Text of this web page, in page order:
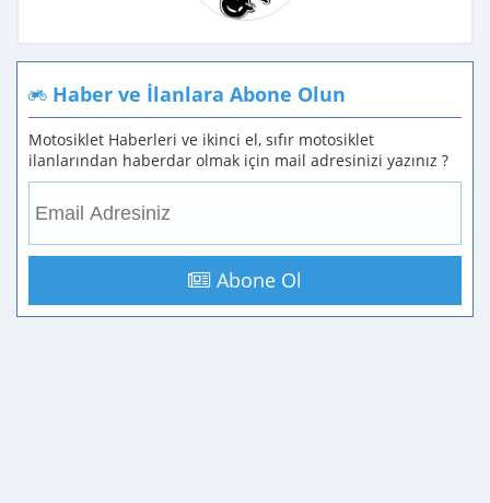
Haber ve İlanlara Abone Olun
Motosiklet Haberleri ve ikinci el, sıfır motosiklet
ilanlarından haberdar olmak için mail adresinizi yazınız ?
Abone Ol